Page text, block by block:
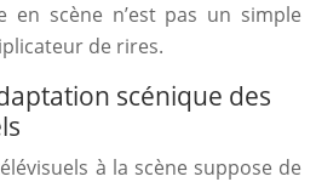
en scène n’est pas un simple
de rires.
scénique des
à la scène suppose de